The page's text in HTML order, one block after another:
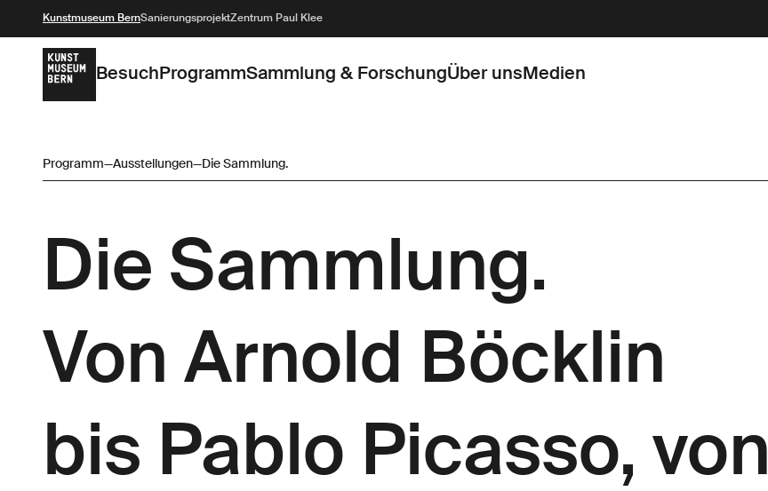
Kunstmuseum BernSanierungsprojektZentrum Paul Klee
BesuchProgrammSammlung & ForschungÜber unsMedien
Programm—Ausstellungen—Die Sammlung.
Die Sammlung.
Von Arnold Böcklin
bis Pablo Picasso, von